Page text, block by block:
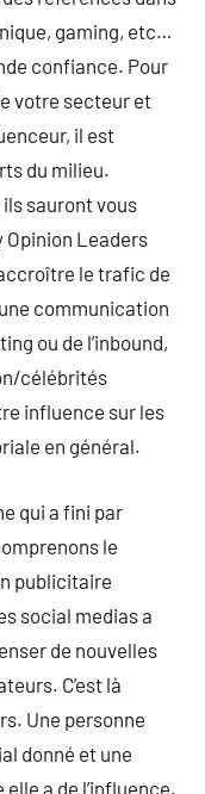
gaming, etc…
confiance. Pour
votre secteur et
il est
du milieu.
sauront vous
Opinion Leaders
le trafic de
communication
ou de l’inbound,
célébrités
influence sur les
en général.
qui a fini par
le
publicitaire
social medias a
de nouvelles
C’est là
Une personne
donné et une
a de l’influence.